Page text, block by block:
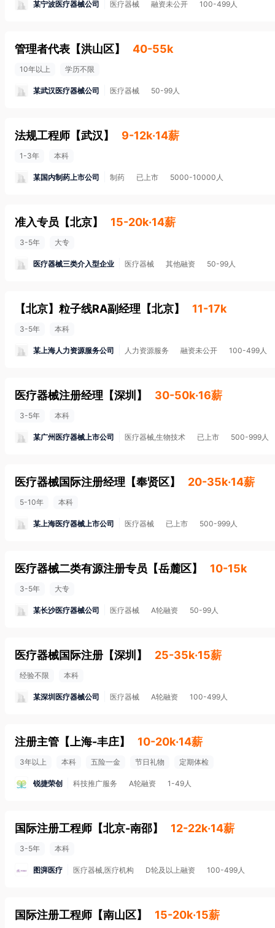
某宁波医疗器械公司 医疗器械 融资未公开 100-499人
管理者代表 【洪山区】 40-55k
10年以上 学历不限
某武汉医疗器械公司 医疗器械 50-99人
法规工程师 【武汉 】 9-12k·14薪
1-3年 本科
某国内制药上市公司 制药 已上市 5000-10000人
准入专员 【北京】 15-20k·14薪
3-5年 大专
医疗器械三类介入型企业 医疗器械 其他融资 50-99人
【北京】粒子线RA副经理 【北京】 11-17k
3-5年 本科
某上海人力资源服务公司 人力资源服务 融资未公开 100-499人
医疗器械注册经理 【深圳 】 30-50k·16薪
3-5年 本科
某广州医疗器械上市公司 医疗器械,生物技术 已上市 500-999人
医疗器械国际注册经理 【奉贤区】 20-35k·14薪
5-10年 本科
某上海医疗器械上市公司 医疗器械 已上市 500-999人
医疗器械二类有源注册专员 【岳麓区】 10-15k
3-5年 大专
某长沙医疗器械公司 医疗器械 A轮融资 50-99人
医疗器械国际注册 【深圳 】 25-35k·15薪
经验不限 本科
某深圳医疗器械公司 医疗器械 A轮融资 100-499人
注册主管 【 上海-丰庄】 10-20k·14薪
3年以上 本科 五险一金 节日礼物 定期体检
锐捷荣创 科技推广服务 A轮融资 1-49人
国际注册工程师 【北京-南邵】 12-22k·14薪
3-5年 本科
图湃医疗 医疗器械,医疗机构 D轮及以上融资 100-499人
国际注册工程师 【南山区】 15-20k·15薪